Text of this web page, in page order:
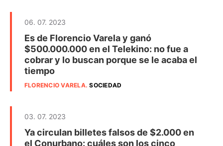
06. 07. 2023
Es de Florencio Varela y ganó
$500.000.000 en el Telekino: no fue a
cobrar y lo buscan porque se le acaba el
tiempo
FLORENCIO VARELA.SOCIEDAD
03. 07. 2023
Ya circulan billetes falsos de $2.000 en
el Conurbano: cuáles son los cinco